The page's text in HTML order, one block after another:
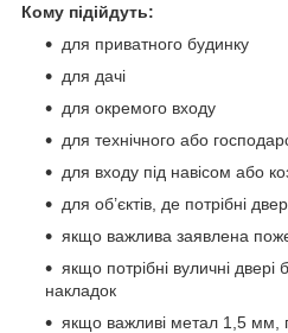
Кому підійдуть:
для приватного будинку
для дачі
для окремого входу
для технічного або
для входу під навісом або
для об’єктів, де потрібні
якщо важлива заявлена
якщо потрібні вуличні
накладок
якщо важливі метал 1,5 мм,